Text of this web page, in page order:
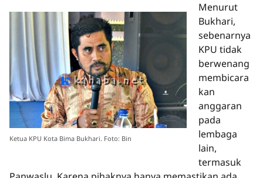
Ketua KPU Kota Bima Bukhari. Foto: Bin
Menurut
Bukhari,
sebenarnya
KPU tidak
berwenang
membicara
kan
anggaran
pada
lembaga
lain,
termasuk